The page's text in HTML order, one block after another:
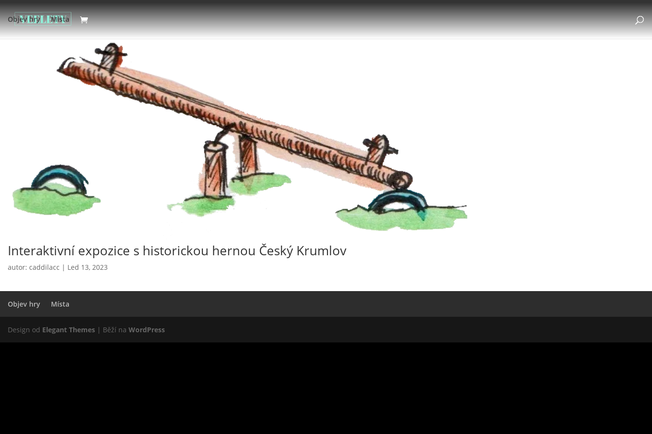
Objev hry Místa
Interaktivní expozice s historickou hernou Český Krumlov
autor: caddilacc | Led 13, 2023
Objev hry Místa
Design od Elegant Themes | Běží na WordPress